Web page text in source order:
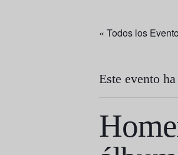
« Todos los
Este evento